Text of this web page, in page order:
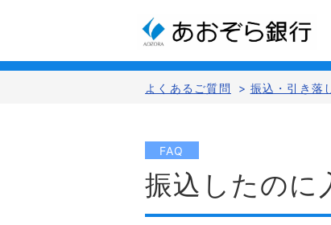
よくあるご質問 > 振込・引き落
FAQ
振込したのに